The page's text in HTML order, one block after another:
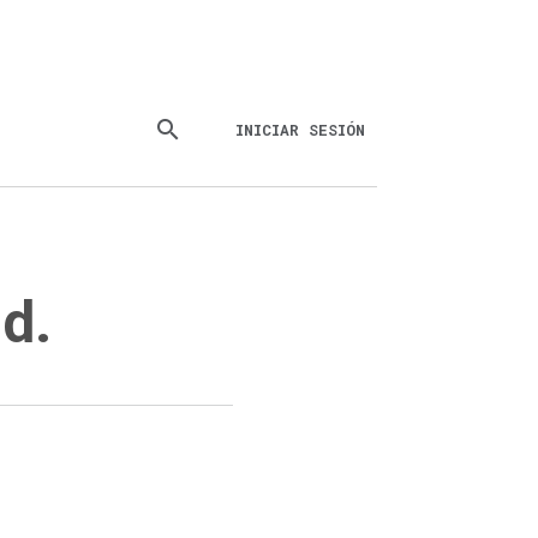
INICIAR SESIÓN
search